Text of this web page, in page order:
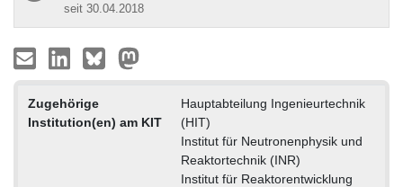
seit 30.04.2018
Zugehörige
Institution(en) am KIT
Hauptabteilung Ingenieurtechnik
(HIT)
Institut für Neutronenphysik und
Reaktortechnik (INR)
Institut für Reaktorentwicklung